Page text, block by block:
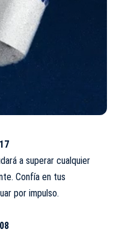
a superar cualquier
Confía en tus
por impulso.